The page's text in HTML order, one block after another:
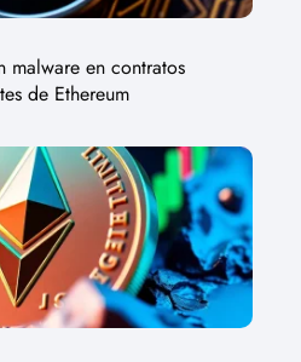
malware en contratos
de Ethereum